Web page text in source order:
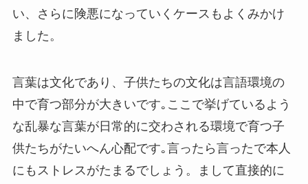
い、さらに険悪になっていくケースもよくみかけ
ました。
言葉は文化であり、子供たちの文化は言語環境の
中で育つ部分が大きいです｡ここで挙げているよう
な乱暴な言葉が日常的に交わされる環境で育つ子
供たちがたいへん心配です｡言ったら言ったで本人
にもストレスがたまるでしょう。まして直接的に